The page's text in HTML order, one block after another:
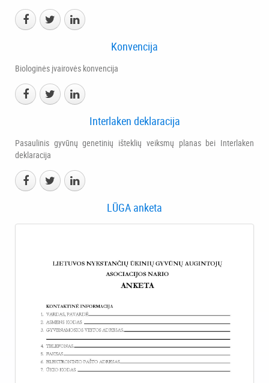
Konvencija
Biologinės įvairovės konvencija
Interlaken deklaracija
Pasaulinis gyvūnų genetinių išteklių veiksmų planas bei Interlaken
deklaracija
LŪGA anketa